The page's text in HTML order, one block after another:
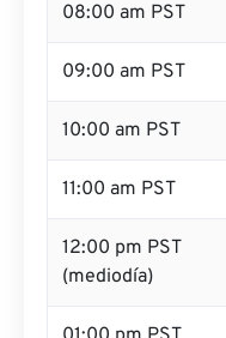
08:00 am PST
09:00 am PST
10:00 am PST
11:00 am PST
12:00 pm PST
(mediodía)